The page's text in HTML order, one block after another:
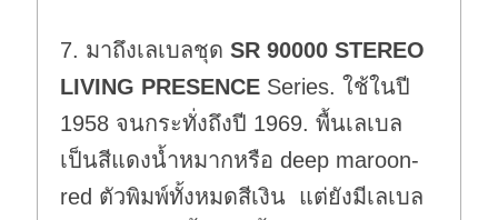
7. มาถึงเลเบลชุดSR 90000 STEREO
LIVING PRESENCE Series. ใช้ในปี
1958 จนกระทั่งถึงปี 1969. พื้นเลเบล
เป็นสีแดงน้ำหมากหรือ deep maroon-
red ตัวพิมพ์ทั้งหมดสีเงิน แต่ยังมีเลเบล